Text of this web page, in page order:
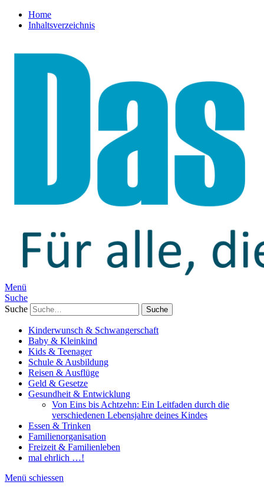
Home
Inhaltsverzeichnis
Menü
Suche
Suche
Kinderwunsch & Schwangerschaft
Baby & Kleinkind
Kids & Teenager
Schule & Ausbildung
Reisen & Ausflüge
Geld & Gesetze
Gesundheit & Entwicklung
Von Eins bis Achtzehn: Ein Leitfaden durch die
verschiedenen Lebensjahre deines Kindes
Essen & Trinken
Familienorganisation
Freizeit & Familienleben
mal ehrlich …!
Menü schiessen